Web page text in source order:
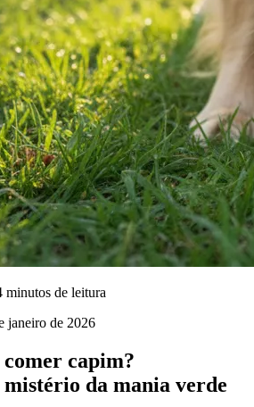
minutos de leitura
janeiro de 2026
capim?
mistério da mania verde